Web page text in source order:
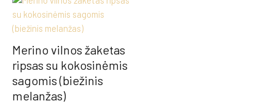
Merino vilnos žaketas
ripsas su kokosinėmis
sagomis (biežinis
melanžas)